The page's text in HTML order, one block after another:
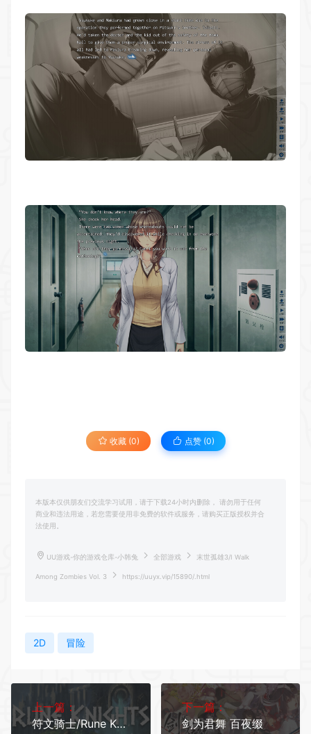
收藏 (0) 点赞 (0)
本版本仅供朋友们交流学习试用，请于下载24小时内删除， 请勿用于任何
商业和违法用途，若您需要使用非免费的软件或服务，请购买正版授权并合
法使用。
UU游戏-你的游戏仓库-小韩兔 全部游戏 末世孤雄3/I Walk
Among Zombies Vol. 3 https://uuyx.vip/15890/.html
2D 冒险
上一篇：
符文骑士/Rune Knights
下一篇：
剑为君舞 百夜缀